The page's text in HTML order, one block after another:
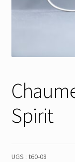
Mon Compte
Panier
Spirit
UGS : t60-08